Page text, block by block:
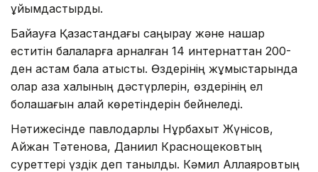
ұйымдастырды.
Байқауға Қазақстандағы саңырау және нашар
еститін балаларға арналған 14 интернаттан 200-
ден астам бала қатысты. Өздерінің жұмыстарында
олар қазақ халқының дәстүрлерін, өздерінің ел
болашағын қалай көретіндерін бейнеледі.
Нәтижесінде павлодарлық Нұрбахыт Жүнісов,
Айжан Тәтенова, Даниил Краснощековтың
суреттері үздік деп танылды. Кәмил Аллаяровтың